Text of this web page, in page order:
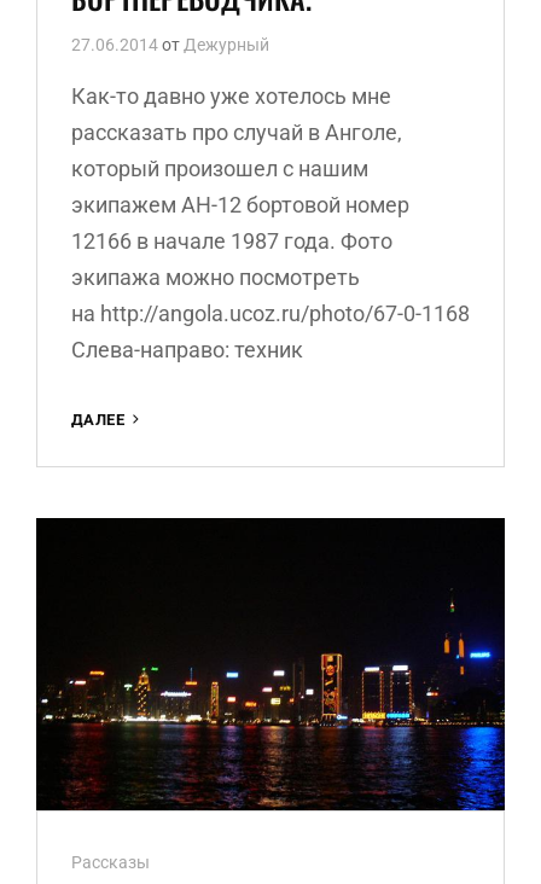
27.06.2014от Дежурный
Как-то давно уже хотелось мне
рассказать про случай в Анголе,
который произошел с нашим
экипажем АН-12 бортовой номер
12166 в начале 1987 года. Фото
экипажа можно посмотреть
на http://angola.ucoz.ru/photo/67-0-1168
Слева-направо: техник
ДАЛЕЕ
ПОЛЕТЫ
ВОСПОМИНАНИЯ
Ссылки
Рассказы